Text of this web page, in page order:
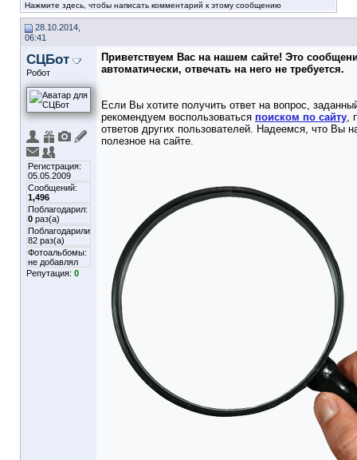
Нажмите здесь, чтобы написать комментарий к этому сообщению
28.10.2014,
06:41
СЦБот
Робот
Регистрация:
05.05.2009
Сообщений:
1,496
Поблагодарил:
0 раз(а)
Поблагодарили
82 раз(а)
Фотоальбомы:
не добавлял
Репутация: 0
Приветствуем Вас на нашем сайте! Это
автоматически, отвечать на него не требуется.
Если Вы хотите получить ответ на вопрос,
рекомендуем воспользоваться поиском по сайту,
ответов других пользователей. Надеемся, что Вы
полезное на сайте.